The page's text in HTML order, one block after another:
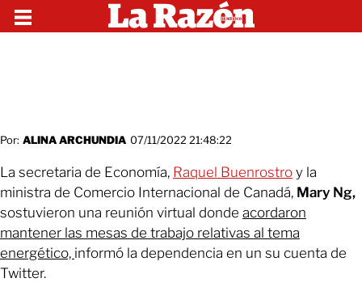
Por: ALINA ARCHUNDIA 07/11/2022 21:48:22
La secretaria de Economía, Raquel Buenrostro y la
ministra de Comercio Internacional de Canadá, Mary Ng,
sostuvieron una reunión virtual donde acordaron
mantener las mesas de trabajo relativas al tema
energético, informó la dependencia en un su cuenta de
Twitter.